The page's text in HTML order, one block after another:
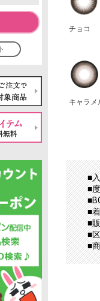
チョコ
キャラメ
■
■
■
■
■
■